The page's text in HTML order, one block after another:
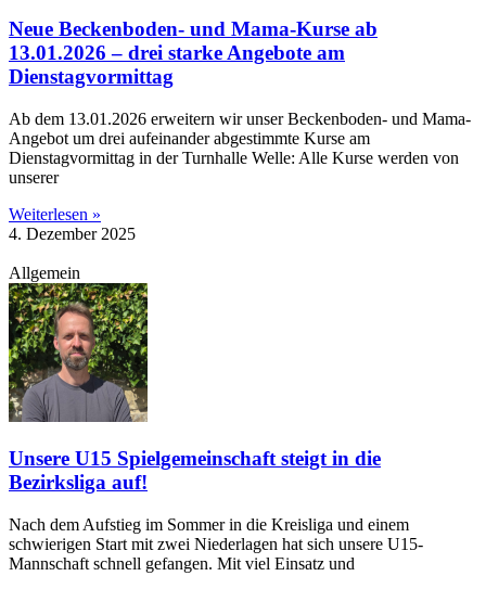
Neue Beckenboden- und Mama-Kurse ab
13.01.2026 – drei starke Angebote am
Dienstagvormittag
Ab dem 13.01.2026 erweitern wir unser Beckenboden- und Mama-
Angebot um drei aufeinander abgestimmte Kurse am
Dienstagvormittag in der Turnhalle Welle: Alle Kurse werden von
unserer
Weiterlesen »
4. Dezember 2025
Allgemein
Unsere U15 Spielgemeinschaft steigt in die
Bezirksliga auf!
Nach dem Aufstieg im Sommer in die Kreisliga und einem
schwierigen Start mit zwei Niederlagen hat sich unsere U15-
Mannschaft schnell gefangen. Mit viel Einsatz und